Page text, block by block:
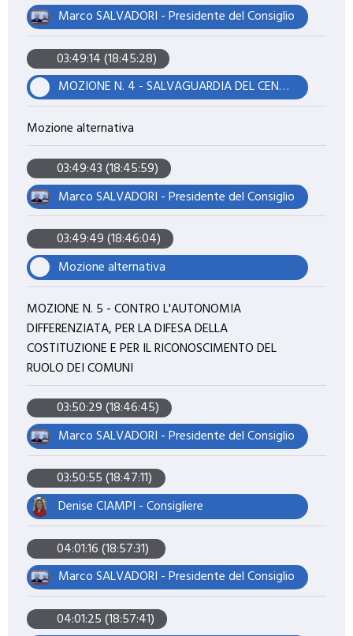
Marco SALVADORI - Presidente del Consiglio
03:49:14 (18:45:28)
MOZIONE N. 4 - SALVAGUARDIA DEL CENTRO PRELIEVI DI VIA C. COLOMBO
Mozione alternativa
03:49:43 (18:45:59)
Marco SALVADORI - Presidente del Consiglio
03:49:49 (18:46:04)
Mozione alternativa
MOZIONE N. 5 - CONTRO L'AUTONOMIA
DIFFERENZIATA, PER LA DIFESA DELLA
COSTITUZIONE E PER IL RICONOSCIMENTO DEL
RUOLO DEI COMUNI
03:50:29 (18:46:45)
Marco SALVADORI - Presidente del Consiglio
03:50:55 (18:47:11)
Denise CIAMPI - Consigliere
04:01:16 (18:57:31)
Marco SALVADORI - Presidente del Consiglio
04:01:25 (18:57:41)